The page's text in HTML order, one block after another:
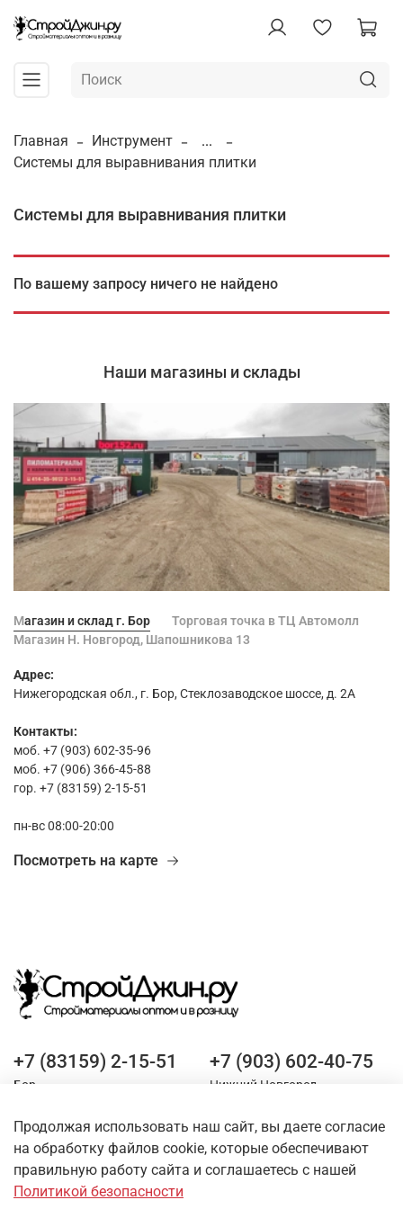
Главная Инструмент
...
Системы для выравнивания плитки
Системы для выравнивания плитки
По вашему запросу ничего не найдено
Наши магазины и склады
Магазин и склад г. Бор
Торговая точка в ТЦ Автомолл
Магазин Н. Новгород, Шапошникова 13
Адрес:
Нижегородская обл., г. Бор, Стеклозаводское шоссе, д. 2А
Контакты:
моб. +7 (903) 602-35-96
моб. +7 (906) 366-45-88
гор. +7 (83159) 2-15-51
пн-вс 08:00-20:00
Посмотреть на карте
+7 (83159) 2-15-51
Бор
+7 (903) 602-40-75
Нижний Новгород
Оставайтесь на связи
Продолжая использовать наш сайт, вы даете согласие
на обработку файлов cookie, которые обеспечивают
правильную работу сайта и соглашаетесь с нашей
Политикой безопасности